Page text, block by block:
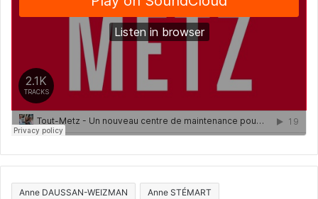
Anne DAUSSAN-WEIZMAN Anne STÉMART